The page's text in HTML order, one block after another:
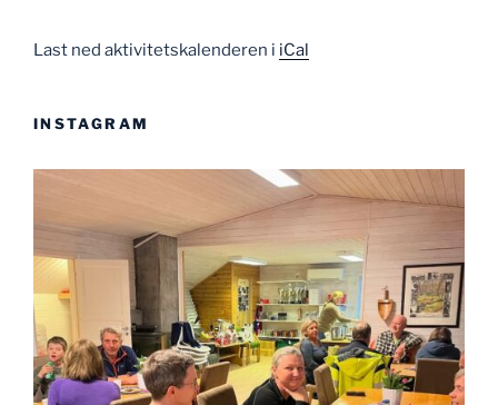
Last ned aktivitetskalenderen i iCal
INSTAGRAM